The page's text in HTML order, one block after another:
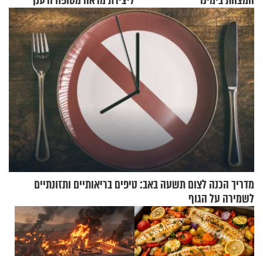
מדריך הכנה לצום תשעה באב: טיפים בריאותיים ותזונתיים
לשמירה על הגוף